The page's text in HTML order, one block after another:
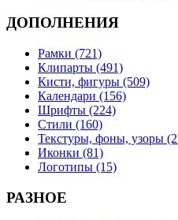
ДОПОЛНЕНИЯ
Рамки (721)
Клипарты (491)
Кисти, фигуры (509)
Календари (156)
Шрифты (224)
Стили (160)
Текстуры, фоны, узоры
Иконки (81)
Логотипы (15)
РАЗНОЕ